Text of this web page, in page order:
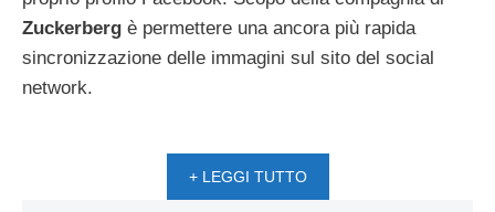
Zuckerberg è permettere una ancora più rapida
sincronizzazione delle immagini sul sito del social
network.
+ LEGGI TUTTO